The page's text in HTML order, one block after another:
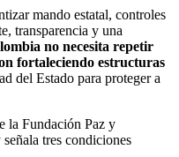
mando estatal, controles
transparencia y una
no necesita repetir
fortaleciendo estructuras
del Estado para proteger a
la Fundación Paz y
tres condiciones